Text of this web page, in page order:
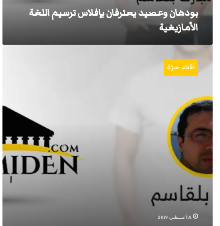
بودهان وعصيد يعترفان بإفلاس ترسيم اللغة
الأمازيغية
ترجمة
الوزارات
والإدارات
بالحرف
اللاتيني
أقلام حرّة
31 أغسطس، 2019